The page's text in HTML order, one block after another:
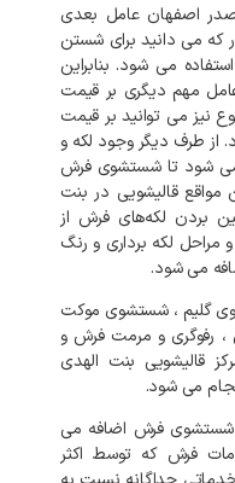
صدر اصفهان عامل بعدی
می دانید برای شستن
می شود. بنابراین
مهم دیگری بر قیمت
نیز می توانید بر قیمت
از طرف دیگر وجود لکه و
شود تا شستشوی فرش
قالیشویی در بنت
بردن لکه‌های فرش از
لکه برداری و رنگ
می شود.
گلیم ، شستشوی موکت
، رفوگری و مرمت فرش و
قالیشویی بنت الهدی
می شود.
شستشوی فرش اضافه می
فرش که توسط اکثر